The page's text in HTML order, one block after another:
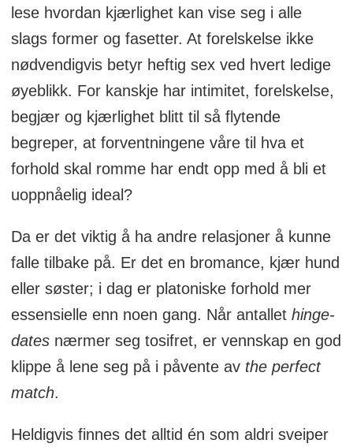
lese hvordan kjærlighet kan vise seg i alle
slags former og fasetter. At forelskelse ikke
nødvendigvis betyr heftig sex ved hvert ledige
øyeblikk. For kanskje har intimitet, forelskelse,
begjær og kjærlighet blitt til så flytende
begreper, at forventningene våre til hva et
forhold skal romme har endt opp med å bli et
uoppnåelig ideal?
Da er det viktig å ha andre relasjoner å kunne
falle tilbake på. Er det en bromance, kjær hund
eller søster; i dag er platoniske forhold mer
essensielle enn noen gang. Når antallet hinge-
datesnærmer seg tosifret, er vennskap en god
klippe å lene seg på i påvente avthe perfect
match.
Heldigvis finnes det alltid én som aldri sveiper